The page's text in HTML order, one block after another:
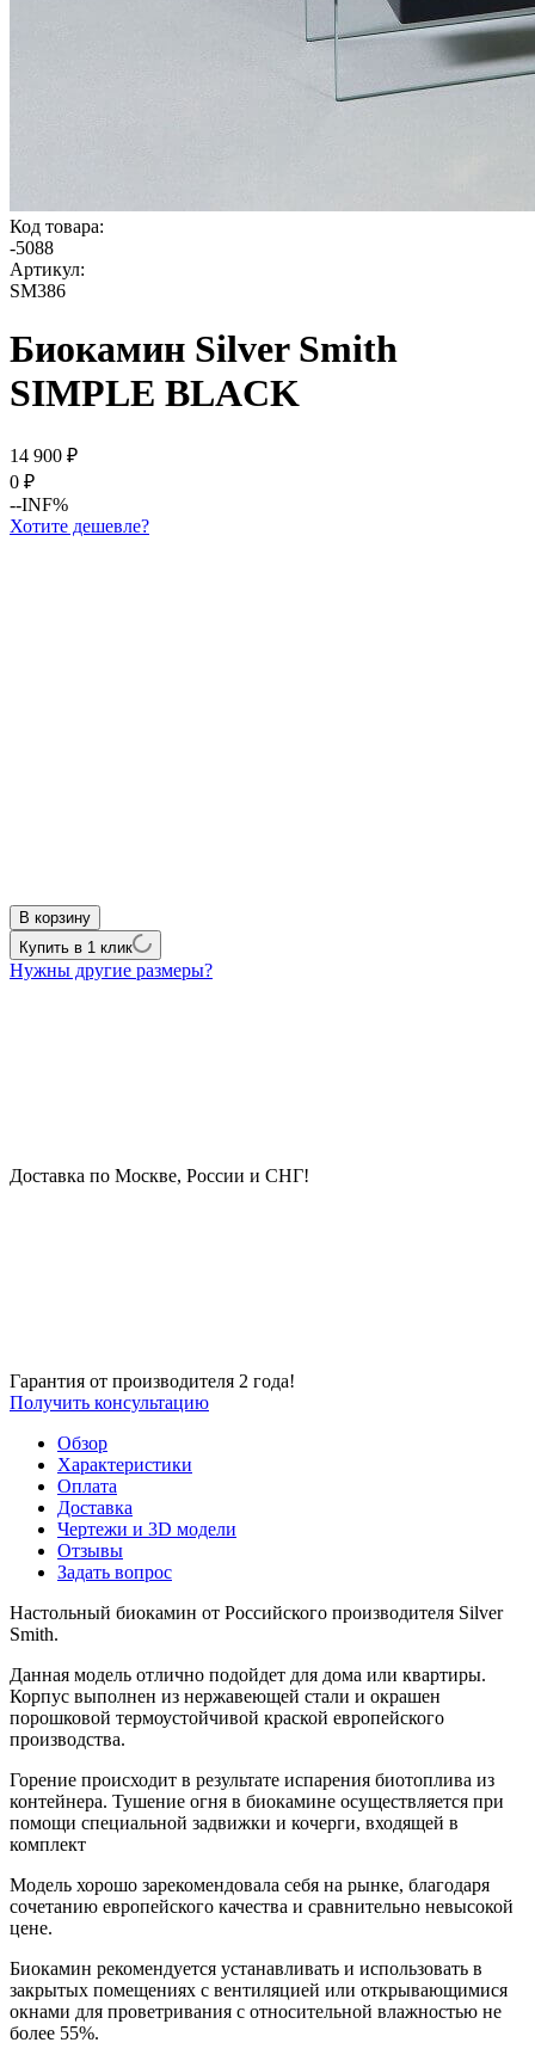
Код товара:
-5088
Артикул:
SM386
Биокамин Silver Smith
SIMPLE BLACK
14 900 ₽
0 ₽
--INF%
Хотите дешевле?
В корзину
Купить в 1 клик
Нужны другие размеры?
Доставка по Москве, России и СНГ!
Гарантия от производителя 2 года!
Получить консультацию
Обзор
Характеристики
Оплата
Доставка
Чертежи и 3D модели
Отзывы
Задать вопрос
Настольный биокамин от Российского производителя Silver
Smith.
Данная модель отлично подойдет для дома или квартиры.
Корпус выполнен из нержавеющей стали и окрашен
порошковой термоустойчивой краской европейского
производства.
Горение происходит в результате испарения биотоплива из
контейнера. Тушение огня в биокамине осуществляется при
помощи специальной задвижки и кочерги, входящей в
комплект
Модель хорошо зарекомендовала себя на рынке, благодаря
сочетанию европейского качества и сравнительно невысокой
цене.
Биокамин рекомендуется устанавливать и использовать в
закрытых помещениях с вентиляцией или открывающимися
окнами для проветривания с относительной влажностью не
более 55%.